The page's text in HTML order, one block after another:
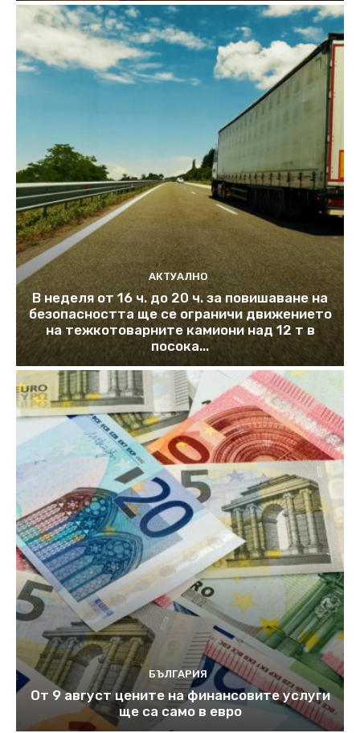
АКТУАЛНО
В неделя от 16 ч. до 20 ч. за повишаване на
безопасността ще се ограничи движението
на тежкотоварните камиони над 12 т в
посока...
БЪЛГАРИЯ
От 9 август цените на финансовите услуги
ще са само в евро